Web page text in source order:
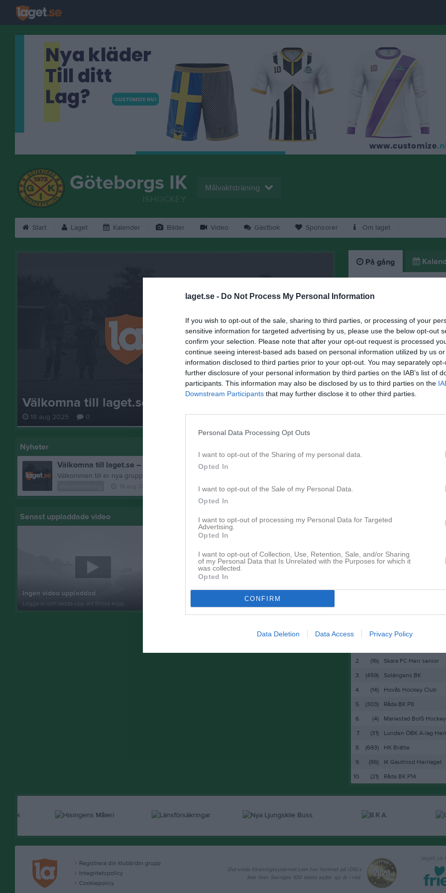
laget.se - Do Not Process My Personal Information
If you wish to opt-out of the sale, sharing to third parties, or processing of your
sensitive information for targeted advertising by us, please use the below opt-out
confirm your selection. Please note that after your opt-out request is processed
continue seeing interest-based ads based on personal information utilized by us
information disclosed to third parties prior to your opt-out. You may separately
further disclosure of your personal information by third parties on the IAB’s list of
participants. This information may also be disclosed by us to third parties on the
Downstream Participants that may further disclose it to other third parties.
Personal Data Processing Opt Outs
I want to opt-out of the Sharing of my personal data.
Opted In
I want to opt-out of the Sale of my Personal Data.
Opted In
I want to opt-out of processing my Personal Data for Targeted
Advertising.
Opted In
I want to opt-out of Collection, Use, Retention, Sale, and/or Sharing
of my Personal Data that Is Unrelated with the Purposes for which it
was collected.
Opted In
CONFIRM
Data Deletion Data Access Privacy Policy
Göteborgs IK
ISHOCKEY
Målvaktsträning
Start Laget Kalender Bilder Video Gästbok Sponsorer Om laget
Välkomna till laget.se – Här finns viktig information!
18 aug 2025 0
Nyheter
Välkomna till laget.se – Här finns viktig information!
kommentarer
Senast uppladdade video
Ingen video uppladdad
Logga in och ladda upp ert första klipp
Senast uppdaterade album
Logga in som administratör och skapa ert första
På gång
Besökartoppen
2.
(16)
Skara FC Herr senior
3.
(459)
Solängens BK
4.
(14)
Hovås Hockey Club
5.
(303)
Råda BK P8
6.
(4)
Mariestad BoIS
7.
(31)
Lunden ÖBK A-lag Herr
8.
(693)
HK Brätte
9.
(86)
IK Gauthiod Herrlaget
10.
(21) Råda BK P14
Registrera din klubb/din grupp
Integritetspolicy
Cookiepolicy
laget.se
Det enda föreningssystemet som har hamnat på IDG:s
lista över Sveriges 100 bästa sajter sju år i rad.